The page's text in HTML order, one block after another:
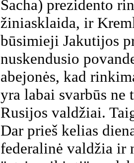
Sacha) prezidento
žiniasklaida, ir
būsimieji Jakutijos
nuskendusio
abejonės, kad
yra labai svarbūs
Rusijos valdžiai.
Dar prieš kelias
federalinė valdžia ir